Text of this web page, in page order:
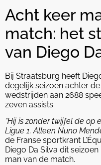
Acht keer
match: het
van Diego
Bij Straatsburg heeft
degelijk seizoen achter
wedstrijden aan 2688
zeven assists.
“Hij is zonder twijfel de op
Ligue 1. Alleen Nuno
de Franse sportkrant
Diego Da Silva dit
man van de match.